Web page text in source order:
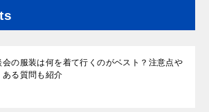
会の服装は何を着て行くのがベスト？注意点や
ある質問も紹介